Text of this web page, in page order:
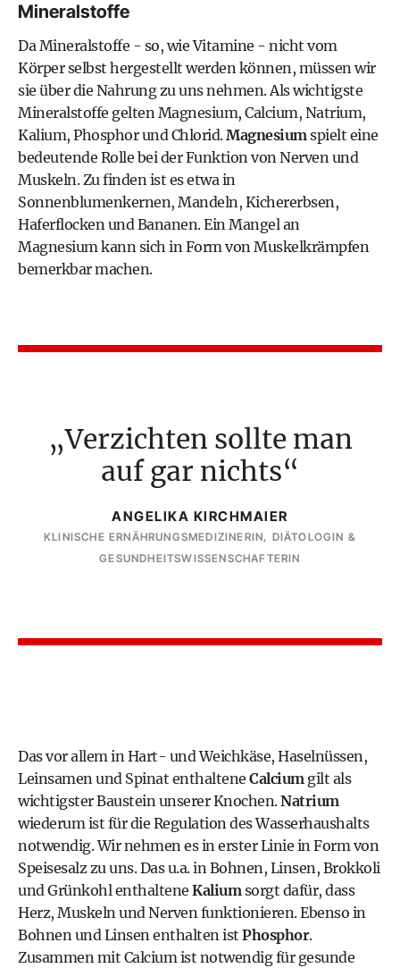
Mineralstoffe
Da Mineralstoffe - so, wie Vitamine - nicht vom
Körper selbst hergestellt werden können, müssen wir
sie über die Nahrung zu uns nehmen. Als wichtigste
Mineralstoffe gelten Magnesium, Calcium, Natrium,
Kalium, Phosphor und Chlorid.Magnesiumspielt eine
bedeutende Rolle bei der Funktion von Nerven und
Muskeln. Zu finden ist es etwa in
Sonnenblumenkernen, Mandeln, Kichererbsen,
Haferflocken undBananen. Ein Mangel an
Magnesium kann sich in Form von Muskelkrämpfen
bemerkbar machen.
Verzichten sollte man
auf gar nichts
ANGELIKA KIRCHMAIER
KLINISCHE ERNÄHRUNGSMEDIZINERIN, DIÄTOLOGIN &
GESUNDHEITSWISSENSCHAFTERIN
Das vor allem in Hart- und Weichkäse, Haselnüssen,
Leinsamen und Spinat enthaltene Calciumgilt als
wichtigster Baustein unserer Knochen.Natrium
wiederum ist für die Regulation des Wasserhaushalts
notwendig. Wir nehmen es in erster Linie in Form von
Speisesalz zu uns. Das u.a. in Bohnen, Linsen, Brokkoli
und Grünkohl enthaltene Kaliumsorgt dafür, dass
Herz, Muskeln und Nerven funktionieren. Ebenso in
Bohnen und Linsen enthalten ist Phosphor.
Zusammen mit Calcium ist notwendig für gesunde